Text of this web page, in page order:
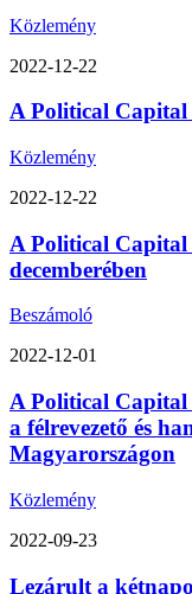
Közlemény
2022-12-22
A Political Capital
Közlemény
2022-12-22
A Political Capital
decemberében
Beszámoló
2022-12-01
A Political Capital
a félrevezető és
Magyarországon
Közlemény
2022-09-23
Lezárult a